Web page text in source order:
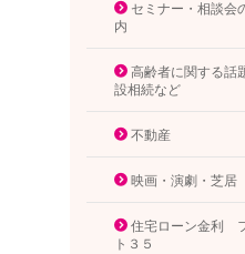
セミナー・相談会
内
高齢者に関する話
設相続など
不動産
映画・演劇・芝居
住宅ローン金利
ト３５